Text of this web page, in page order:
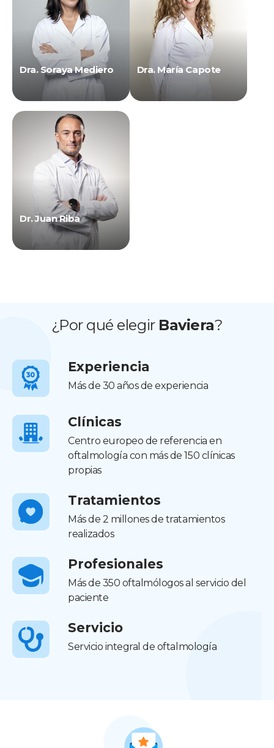
Dra. Soraya Mediero Dra. María Capote
Dr. Juan Riba
¿Por qué elegir Baviera?
Experiencia
Más de 30 años de experiencia
Clínicas
Centro europeo de referencia en
oftalmología con más de 150 clínicas
propias
Tratamientos
Más de 2 millones de tratamientos
realizados
Profesionales
Más de 350 oftalmólogos al servicio del
paciente
Servicio
Servicio integral de oftalmología